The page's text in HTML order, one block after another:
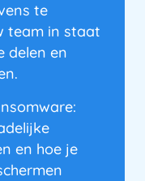
te
team in staat
delen en
en hoe je